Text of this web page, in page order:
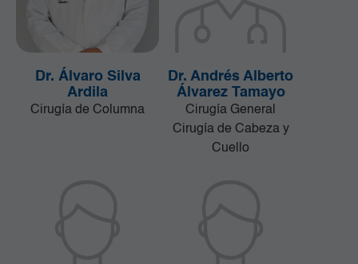
Dr. Álvaro Silva
Ardila
Cirugía de Columna
Dr. Andrés Alberto
Álvarez Tamayo
Cirugía General
Cirugía de Cabeza y
Cuello